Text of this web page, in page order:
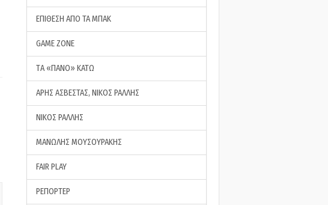
ΕΠΙΘΕΣΗ ΑΠΟ ΤΑ ΜΠΑΚ
GAME ZONE
ΤA «ΠΑΝΟ» ΚΑΤΩ
ΑΡΗΣ ΑΣΒΕΣΤΑΣ, ΝΙΚΟΣ ΡΑΛΛΗΣ
ΝΙΚΟΣ ΡΑΛΛΗΣ
ΜΑΝΩΛΗΣ ΜΟΥΣΟΥΡΑΚΗΣ
FAIR PLAY
ΡΕΠΟΡΤΕΡ